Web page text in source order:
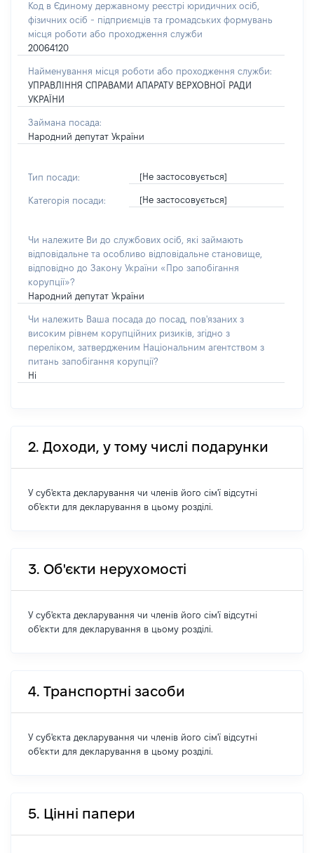
Код в Єдиному державному реєстрі юридичних осіб,
фізичних осіб - підприємців та громадських формувань
місця роботи або проходження служби
20064120
Найменування місця роботи або проходження служби:
УПРАВЛІННЯ СПРАВАМИ АПАРАТУ ВЕРХОВНОЇ РАДИ
УКРАЇНИ
Займана посада:
Народний депутат України
Тип посади: [Не застосовується]
Категорія посади: [Не застосовується]
Чи належите Ви до службових осіб, які займають
відповідальне та особливо відповідальне становище,
відповідно до Закону України «Про запобігання
корупції»?
Народний депутат України
Чи належить Ваша посада до посад, пов'язаних з
високим рівнем корупційних ризиків, згідно з
переліком, затвердженим Національним агентством з
питань запобігання корупції?
Ні
2. Доходи, у тому числі подарунки
У суб'єкта декларування чи членів його сім'ї відсутні
об'єкти для декларування в цьому розділі.
3. Об'єкти нерухомості
У суб'єкта декларування чи членів його сім'ї відсутні
об'єкти для декларування в цьому розділі.
4. Транспортні засоби
У суб'єкта декларування чи членів його сім'ї відсутні
об'єкти для декларування в цьому розділі.
5. Цінні папери